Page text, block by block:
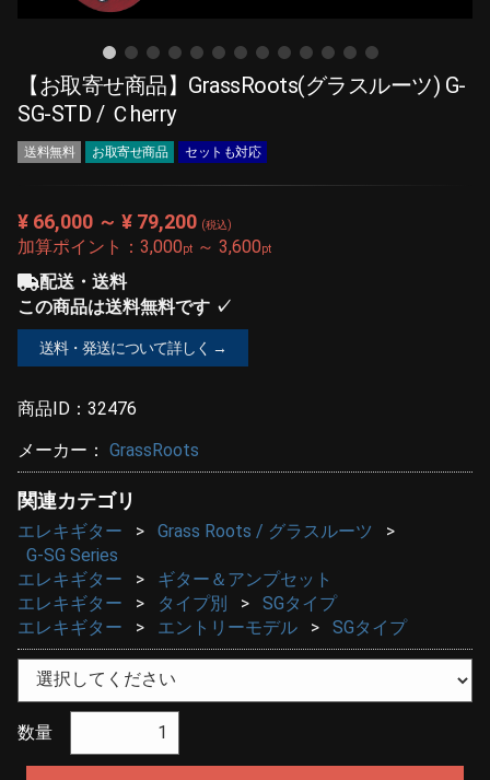
【お取寄せ商品】GrassRoots(グラスルーツ) G-
SG-STD / Ｃherry
送料無料 お取寄せ商品 セットも対応
¥ 66,000 ～ ¥ 79,200 (税込)
加算ポイント： 3,000pt ～ 3,600pt
配送・送料
この商品は送料無料です ✓
送料・発送について詳しく →
商品ID： 32476
メーカー： GrassRoots
関連カテゴリ
エレキギター
Grass Roots / グラスルーツ
G-SG Series
エレキギター
ギター＆アンプセット
エレキギター
タイプ別
SGタイプ
エレキギター
エントリーモデル SGタイプ
数量